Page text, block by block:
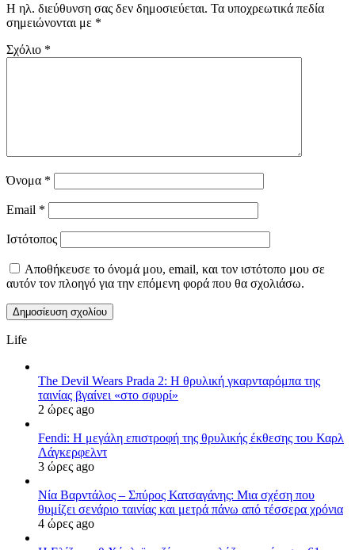
Η ηλ. διεύθυνση σας δεν δημοσιεύεται. Τα υποχρεωτικά πεδία
σημειώνονται με *
Σχόλιο *
Όνομα *
Email *
Ιστότοπος
Αποθήκευσε το όνομά μου, email, και τον ιστότοπο μου σε
αυτόν τον πλοηγό για την επόμενη φορά που θα σχολιάσω.
Life
The Devil Wears Prada 2: Η θρυλική γκαρνταρόμπα της
ταινίας βγαίνει «στο σφυρί»
2 ώρες ago
Fendi: Η μεγάλη επιστροφή της θρυλικής έκθεσης του Καρλ
Λάγκερφελντ
3 ώρες ago
Νία Βαρντάλος – Σπύρος Κατσαγάνης: Μια σχέση που
θυμίζει σενάριο ταινίας και μετρά πάνω από τέσσερα χρόνια
4 ώρες ago